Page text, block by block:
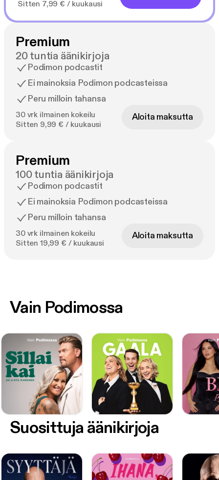
Sitten 7,99 € / kuukausi
Premium
20 tuntia äänikirjoja
Podimon podcastit
Ei mainoksia Podimon podcasteissa
Peru milloin tahansa
30 vrk ilmainen kokeilu
Sitten 9,99 € / kuukausi
Aloita maksutta
Premium
100 tuntia äänikirjoja
Podimon podcastit
Ei mainoksia Podimon podcasteissa
Peru milloin tahansa
30 vrk ilmainen kokeilu
Sitten 19,99 € / kuukausi
Aloita maksutta
Vain Podimossa
Suosittuja äänikirjoja